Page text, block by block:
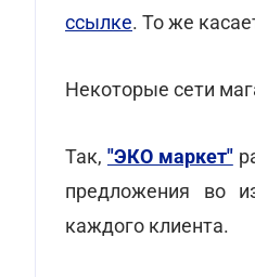
ссылке. То же
Некоторые сети
Так, "ЭКО маркет"
предложения во
каждого клиента.